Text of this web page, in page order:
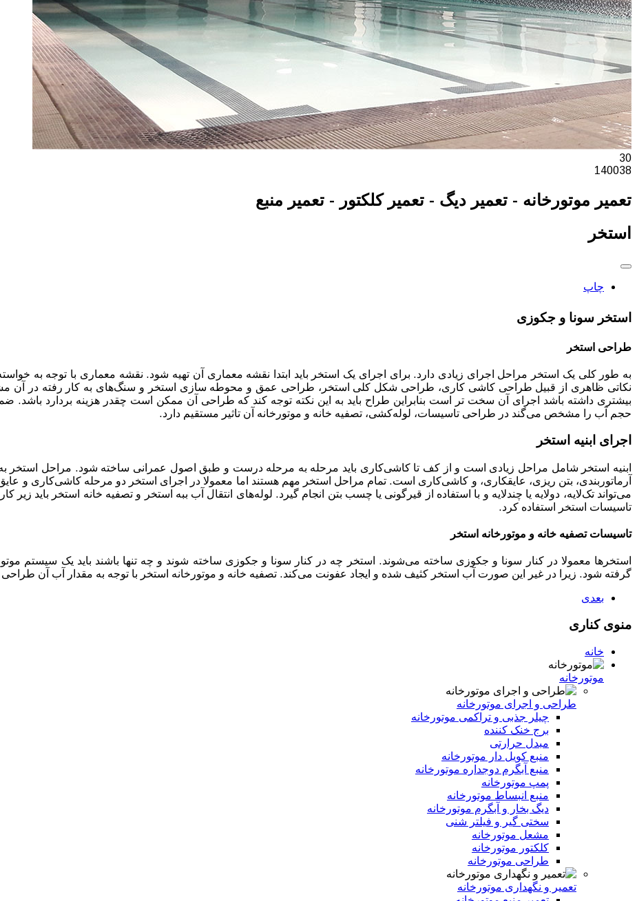
30
140038
تعمیر موتورخانه - تعمیر دیگ - تعمیر کلکتور - تعمیر منبع
استخر
چاپ
استخر سونا و جکوزی
طراحی استخر
به طور کلی یک استخر مراحل اجرای زیادی دارد. برای اجرای یک استخر باید ابتدا نقشه معماری آن تهیه شود. نقشه معماری با توجه به
نکاتی ظاهری از قبیل طراحی کاشی ‌کاری، طراحی شکل کلی استخر، طراحی عمق و محوطه سازی استخر و سنگ‌های به کار رفته در آن
بیشتری داشته باشد اجرای آن سخت تر است بنابراین طراح باید به این نکته توجه کند که طراحی آن ممکن است چقدر هزینه بردارد باشد. ضمن
حجم آب را مشخص می‌گند در طراحی تاسیسات، لوله‌کشی، تصفیه خانه و موتورخانه آن تاثیر مستقیم دارد.
اجرای ابنیه استخر
ابنیه استخر شامل مراحل زیادی است و از کف تا کاشی‌کاری باید مرحله به مرحله درست و طبق اصول عمرانی ساخته شود. مراحل استخر
آرماتوربندی، بتن ریزی، عایقکاری، و کاشی‌کاری است. تمام مراحل استخر مهم هستند اما معمولا در اجرای استخر دو مرحله کاشی‌کاری و
می‌تواند تک‌لایه، دولایه یا چندلایه و با استفاده از قیرگونی یا چسب بتن انجام گیرد. لوله‌های انتقال آب ببه استخر و تصفیه خانه استخر باید زیر
تاسیسات استخر استفاده کرد.
تاسیسات تصفیه خانه و موتورخانه استخر
استخر‌ها معمولا در کنار سونا و جکوزی ساخته می‌شوند. استخر چه در کنار سونا و جکوزی ساخته شوند و چه تنها باشند باید یک سیستم
گرفته شود. زیرا در غیر این صورت آب استخر کثیف شده و ایجاد عفونت می‌کند. تصفیه خانه و موتورخانه استخر با توجه به مقدار آب آن
بعدی
منوی کناری
خانه
موتورخانه
طراحی و اجرای موتورخانه
چیلر جذبی و تراکمی موتورخانه
برج خنک کننده
مبدل حرارتی
منبع کویل دار موتورخانه
منبع آبگرم دوجداره موتورخانه
پمپ موتورخانه
منبع انبساط موتورخانه
دیگ بخار و آبگرم موتورخانه
سختی گیر و فیلتر شنی
مشعل موتورخانه
کلکتور موتورخانه
طراحی موتورخانه
تعمیر و نگهداری موتورخانه